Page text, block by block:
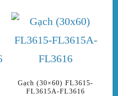
Gạch (30×60) FL3615-
FL3615A-FL3616